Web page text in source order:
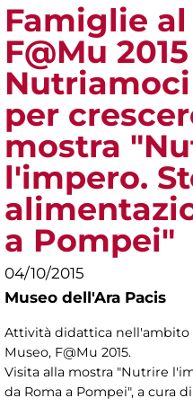
Famiglie al
F@Mu
per
mostra
l'impero.
a Pompei"
04/10/2015
Museo dell'Ara Pacis
Attività didattica nell'ambito
Museo, F@Mu 2015.
Visita alla mostra "Nutrire
da Roma a Pompei", a cura